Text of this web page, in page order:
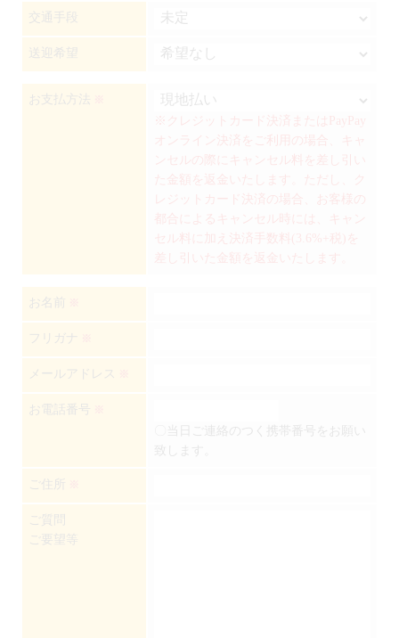
交通手段
送迎希望
お支払方法
※クレジットカード決済またはPayPay
オンライン決済をご利用の場合、キャ
ンセルの際にキャンセル料を差し引い
た金額を返金いたします。ただし、ク
レジットカード決済の場合、お客様の
都合によるキャンセル時には、キャン
セル料に加え決済手数料(3.6%+税)を
差し引いた金額を返金いたします。
お名前
フリガナ
メールアドレス
お電話番号
〇当日ご連絡のつく携帯番号をお願い
致します。
ご住所
ご要望等